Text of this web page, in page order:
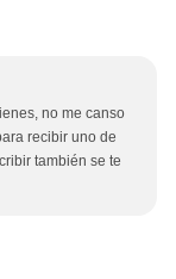
no me canso
recibir uno de
también se te